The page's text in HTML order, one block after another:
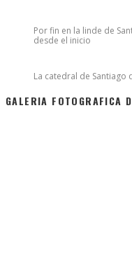
Por fin en la linde de
desde el inicio
La catedral de Santiago
GALERIA FOTOGRAFICA